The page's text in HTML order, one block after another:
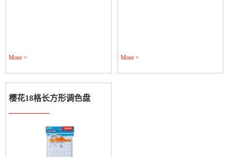
More > More >
樱花18格长方形调色盘